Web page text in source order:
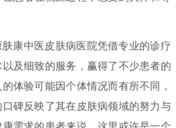
康中医皮肤病医院凭借专业的诊疗
及细致的服务，赢得了不少患者的
体验可能因个体情况而有所不同，
碑反映了其在皮肤病领域的努力与